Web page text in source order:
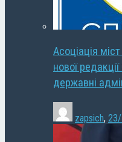
Асоціація
нової
державні
zapsich,